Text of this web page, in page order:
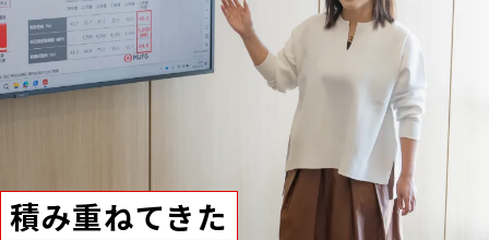
積み重ねてきた